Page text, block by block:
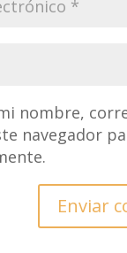
nombre,
navegador